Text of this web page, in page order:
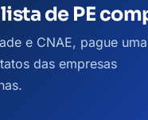
de PE
e CNAE, pague
das empresas